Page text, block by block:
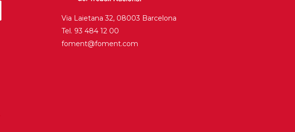
Via Laietana 32, 08003 Barcelona
Tel. 93 484 12 00
foment@foment.com